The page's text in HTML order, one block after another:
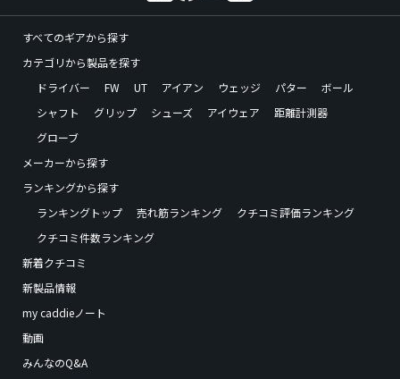
すべてのギアから探す
カテゴリから製品を探す
ドライバー
FW UT アイアン ウェッジ パター
ボール
シャフト
グリップ シューズ アイウェア
距離計測器
グローブ
メーカーから探す
ランキングから探す
ランキングトップ
売れ筋ランキング
クチコミ評価ランキング
クチコミ件数ランキング
新着クチコミ
新製品情報
my caddieノート
動画
みんなのQ&A